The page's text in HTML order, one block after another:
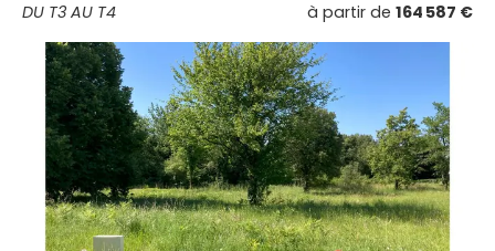
DU T3 AU T4
à partir de 164 587 €